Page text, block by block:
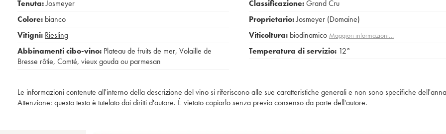
Tenuta:Josmeyer
Colore: bianco
Vitigni: Riesling
Abbinamenti cibo-vino: Plateau de fruits de mer, Volaille de
Bresse rôtie, Comté, vieux gouda ou parmesan
Classificazione:Grand Cru
Proprietario:Josmeyer (Domaine)
Viticoltura: biodinamico Maggiori informazioni…
Temperatura di servizio: 12°
Le informazioni contenute all'interno della descrizione del vino si riferiscono alle sue caratteristiche generali e non sono specifiche
Attenzione: questo testo è tutelato dai diritti d'autore. È vietato copiarlo senza previo consenso da parte dell'autore.